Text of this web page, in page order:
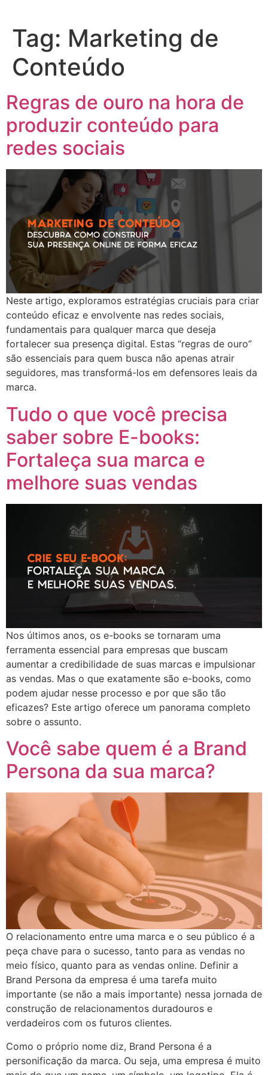
Tag: Marketing de
Conteúdo
Regras de ouro na hora de
produzir conteúdo para
redes sociais
Neste artigo, exploramos estratégias cruciais para criar
conteúdo eficaz e envolvente nas redes sociais,
fundamentais para qualquer marca que deseja
fortalecer sua presença digital. Estas “regras de ouro”
são essenciais para quem busca não apenas atrair
seguidores, mas transformá-los em defensores leais da
marca.
Tudo o que você precisa
saber sobre E-books:
Fortaleça sua marca e
melhore suas vendas
Nos últimos anos, os e-books se tornaram uma
ferramenta essencial para empresas que buscam
aumentar a credibilidade de suas marcas e impulsionar
as vendas. Mas o que exatamente são e-books, como
podem ajudar nesse processo e por que são tão
eficazes? Este artigo oferece um panorama completo
sobre o assunto.
Você sabe quem é a Brand
Persona da sua marca?
O relacionamento entre uma marca e o seu público é a
peça chave para o sucesso, tanto para as vendas no
meio físico, quanto para as vendas online. Definir a
Brand Persona da empresa é uma tarefa muito
importante (se não a mais importante) nessa jornada de
construção de relacionamentos duradouros e
verdadeiros com os futuros clientes.
Como o próprio nome diz, Brand Persona é a
personificação da marca. Ou seja, uma empresa é muito